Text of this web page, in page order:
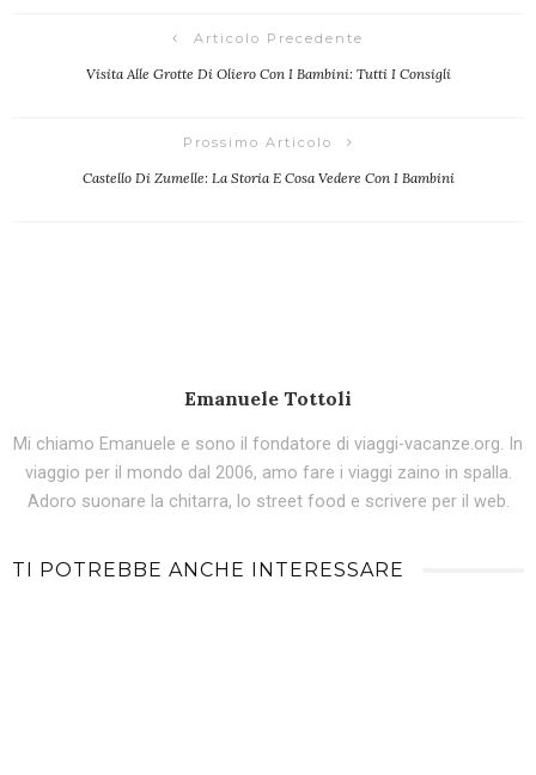
Articolo Precedente
Visita Alle Grotte Di Oliero Con I Bambini: Tutti I Consigli
Prossimo Articolo
Castello Di Zumelle: La Storia E Cosa Vedere Con I Bambini
Emanuele Tottoli
Mi chiamo Emanuele e sono il fondatore di viaggi-vacanze.org. In
viaggio per il mondo dal 2006, amo fare i viaggi zaino in spalla.
Adoro suonare la chitarra, lo street food e scrivere per il web.
TI POTREBBE ANCHE INTERESSARE